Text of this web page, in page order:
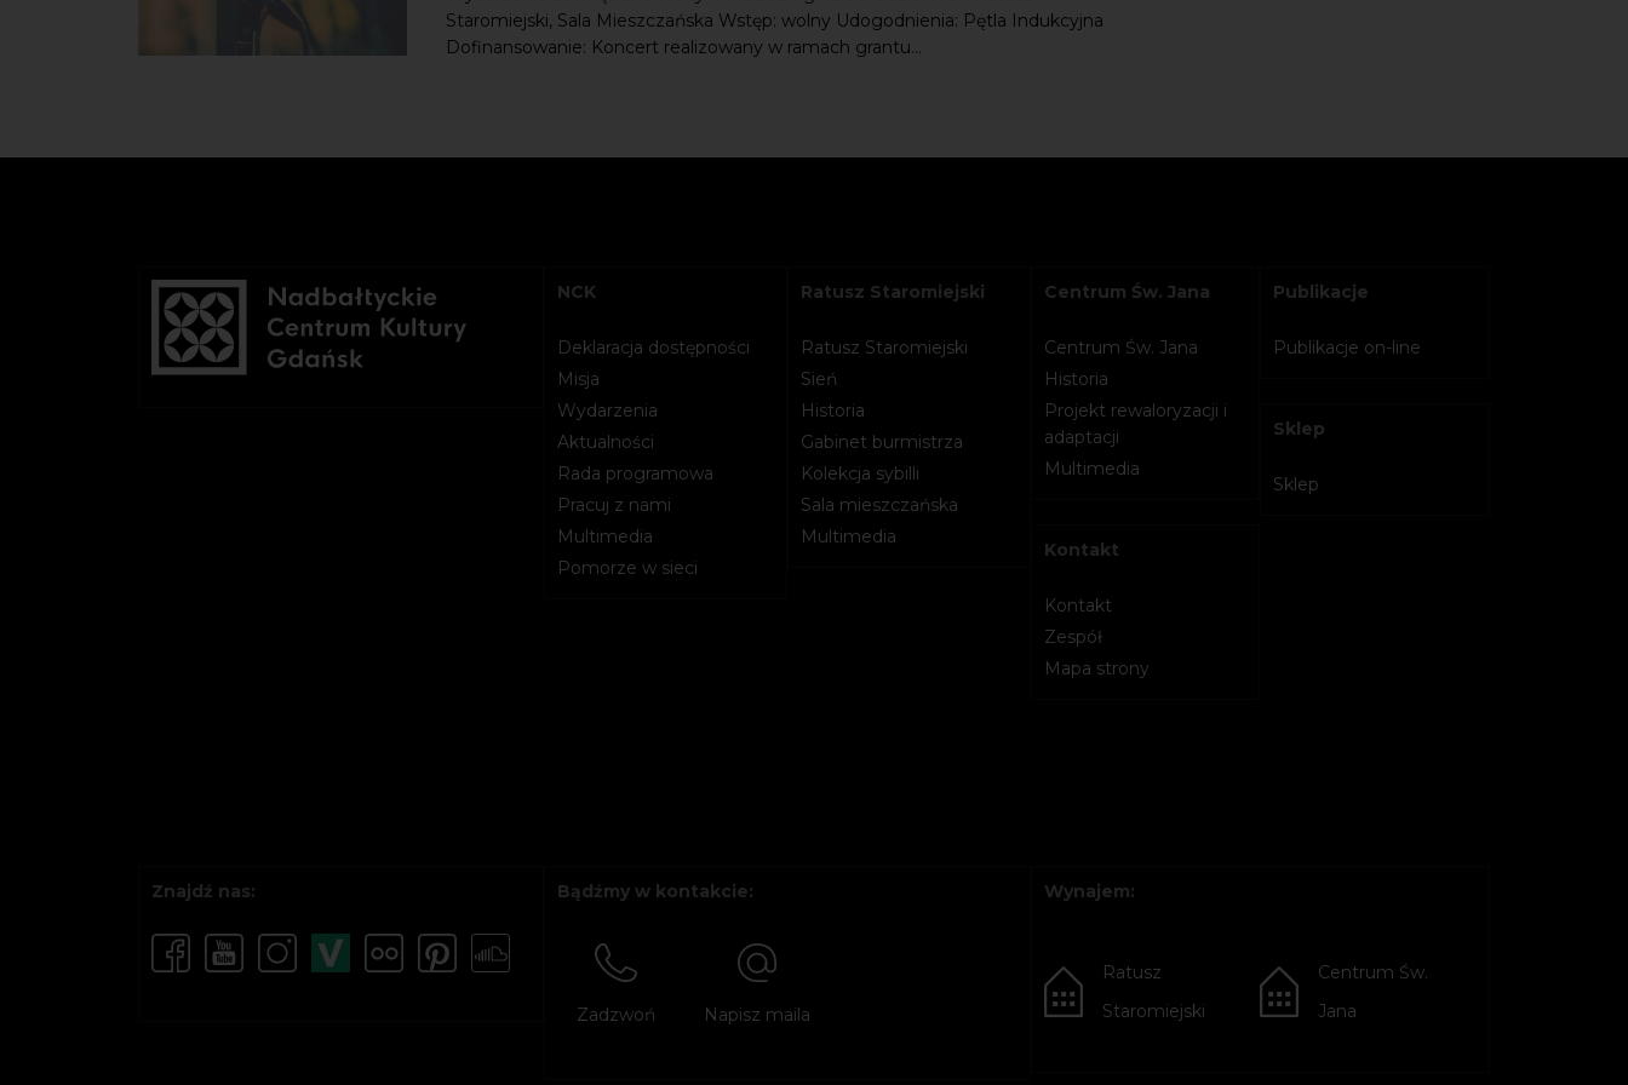
Staromiejski, Sala Mieszczańska Wstęp: wolny Udogodnienia: Pętla Indukcyjna
Dofinansowanie: Koncert realizowany w ramach grantu...
NCK
Deklaracja dostępności
Misja
Wydarzenia
Aktualności
Rada programowa
Pracuj z nami
Multimedia
Pomorze w sieci
Ratusz Staromiejski
Ratusz Staromiejski
Sień
Historia
Gabinet burmistrza
Kolekcja sybilli
Sala mieszczańska
Multimedia
Centrum Św. Jana
Centrum Św. Jana
Historia
Projekt rewaloryzacji i
adaptacji
Multimedia
Kontakt
Kontakt
Zespół
Mapa strony
Publikacje
Publikacje on-line
Sklep
Sklep
Znajdź nas: Bądźmy w kontakcie:
Zadzwoń Napisz maila
Wynajem:
Ratusz
Staromiejski
Centrum Św.
Jana